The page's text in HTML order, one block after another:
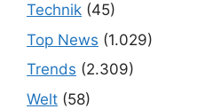
Technik (45)
Top News (1.029)
Trends (2.309)
Welt (58)